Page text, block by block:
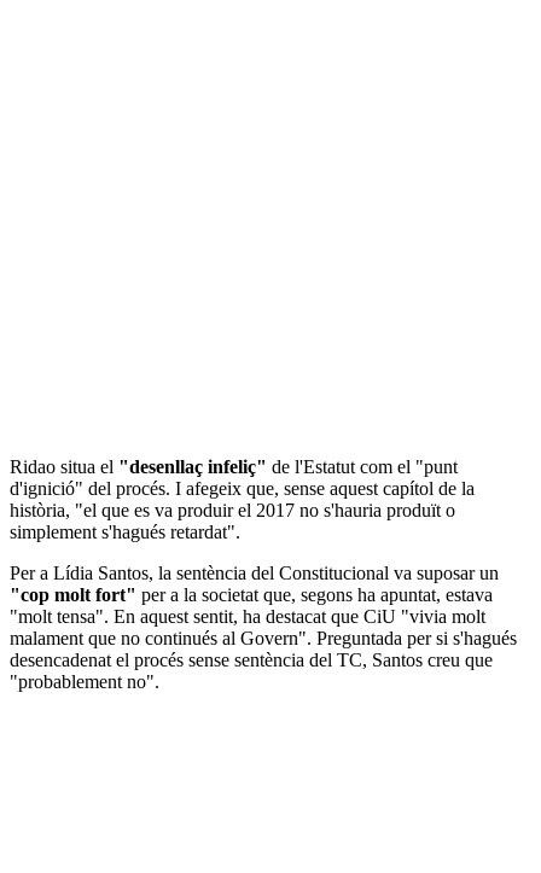
Ridao situa el "desenllaç infeliç" de l'Estatut com el "punt
d'ignició" del procés. I afegeix que, sense aquest capítol de la
història, "el que es va produir el 2017 no s'hauria produït o
simplement s'hagués retardat".
Per a Lídia Santos, la sentència del Constitucional va suposar un
"cop molt fort" per a la societat que, segons ha apuntat, estava
"molt tensa". En aquest sentit, ha destacat que CiU "vivia molt
malament que no continués al Govern". Preguntada per si s'hagués
desencadenat el procés sense sentència del TC, Santos creu que
"probablement no".